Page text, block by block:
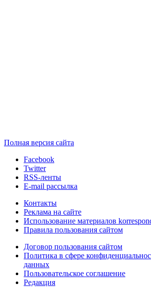
Полная версия сайта
Facebook
Twitter
RSS-ленты
E-mail рассылка
Контакты
Реклама на сайте
Использование материалов
Правила пользования сайтом
Договор пользования сайтом
Политика в сфере
данных
Пользовательское соглашение
Редакция